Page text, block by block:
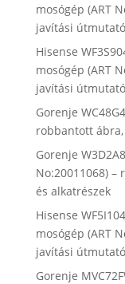
mosógép (ART
javítási
Hisense
mosógép (ART
javítási
Gorenje
robbantott
Gorenje
No:20011068)
és alkatrészek
Hisense
mosógép (ART
javítási
Gorenje